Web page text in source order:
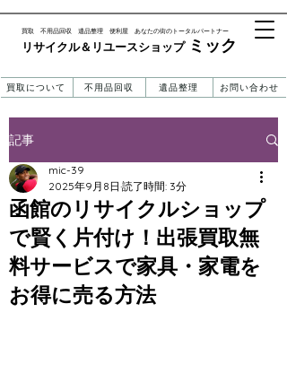
リサイクル＆リユースショップ ​​ ミック
​買取 不用品回収 遺品整理 便利屋 あなたの街のトータルパートナー
買取について 不用品回収 遺品整理 お問い合わせ
記事
函館のリサイクルショップ
で賢く片付け！出張買取無
料サービスで家具・家電を
お得に売る方法
mic-39
2025年9月8日 読了時間: 3分